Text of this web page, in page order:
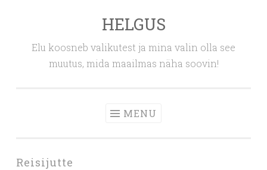
HELGUS
Elu koosneb valikutest ja mina valin olla see
muutus, mida maailmas näha soovin!
MENU
Reisijutte